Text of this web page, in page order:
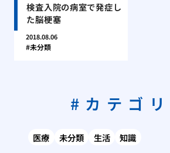
検査入院の病室で発症し
た脳梗塞
2018.08.06
未分類
カテゴリ
医療 未分類 生活 知識